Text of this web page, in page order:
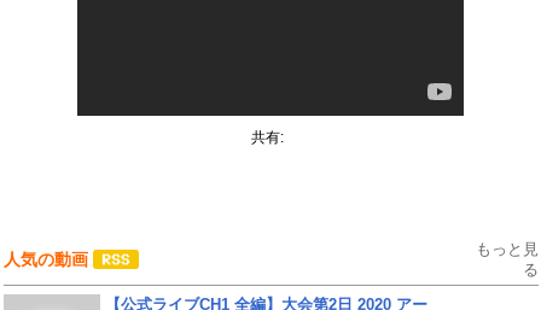
共有:
人気の動画
もっと見
る
【公式ライブCH1 全編】大会第2日 2020 アー